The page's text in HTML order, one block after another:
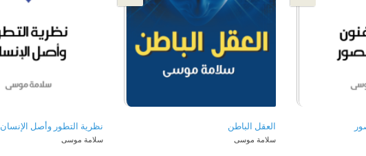
العقل الباطن
سلامة موسى
نظرية التطور وأصل الإنسان
سلامة موسى